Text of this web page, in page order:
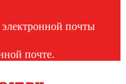
почты
почте.